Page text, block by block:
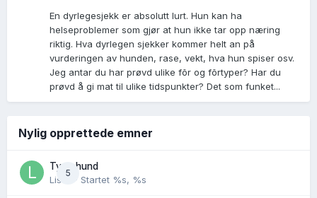
En dyrlegesjekk er absolutt lurt. Hun kan ha
helseproblemer som gjør at hun ikke tar opp næring
riktig. Hva dyrlegen sjekker kommer helt an på
vurderingen av hunden, rase, vekt, hva hun spiser osv.
Jeg antar du har prøvd ulike fõr og fõrtyper? Har du
prøvd å gi mat til ulike tidspunkter? Det som funket...
Nylig opprettede emner
5
Tynn hund
Lisen
· Startet %s, %s